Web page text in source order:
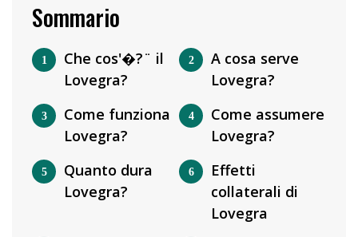
Sommario
Che cos'�?¨ il
Lovegra?
A cosa serve
Lovegra?
Come funziona
Lovegra?
Come assumere
Lovegra?
Quanto dura
Lovegra?
Effetti
collaterali di
Lovegra